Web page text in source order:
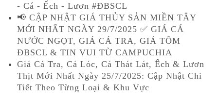
- Cá - Ếch - Lươn #ĐBSCL
📢 CẬP NHẬT GIÁ THỦY SẢN MIỀN TÂY
MỚI NHẤT NGÀY 29/7/2025 ✅ GIÁ CÁ
NƯỚC NGỌT, GIÁ CÁ TRA, GIÁ TÔM
ĐBSCL & TIN VUI TỪ CAMPUCHIA
Giá Cá Tra, Cá Lóc, Cá Thát Lát, Ếch & Lươn
Thịt Mới Nhất Ngày 25/7/2025: Cập Nhật Chi
Tiết Theo Từng Loại & Khu Vực